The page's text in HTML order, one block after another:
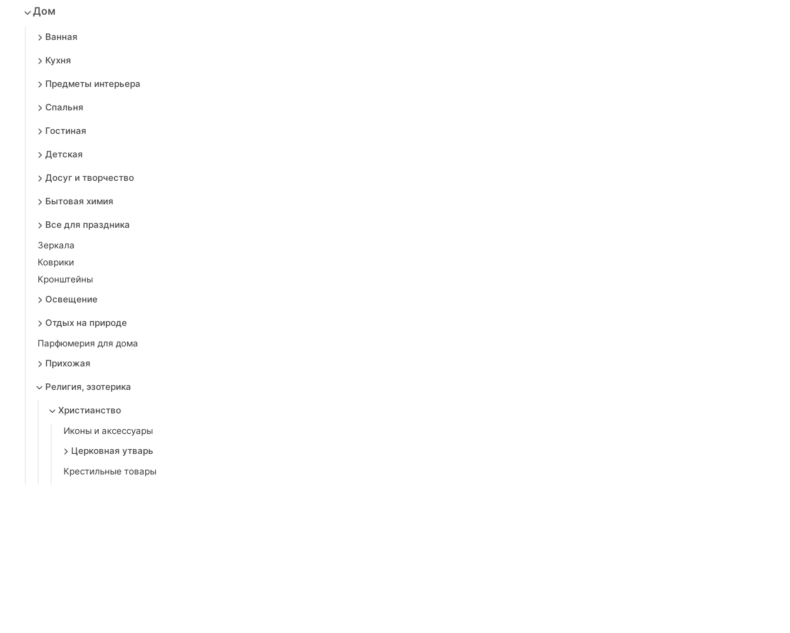
Дом
Ванная
Кухня
Предметы интерьера
Спальня
Гостиная
Детская
Досуг и творчество
Бытовая химия
Все для праздника
Зеркала
Коврики
Кронштейны
Освещение
Отдых на природе
Парфюмерия для дома
Прихожая
Религия, эзотерика
Христианство
Иконы и аксессуары
Церковная утварь
Крестильные товары